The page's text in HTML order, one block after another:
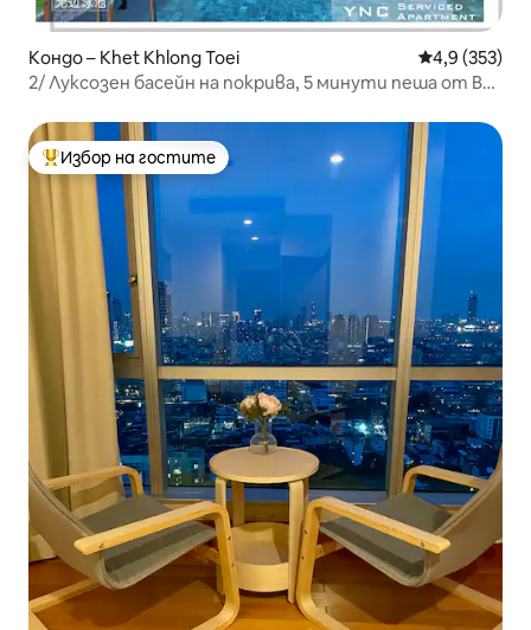
Кондо – Khet Khlong Toei Средна
4,9 (353)
2/ Луксозен басейн на покрива, 5 минути пеша от BTS
Най-популярен избор на гостите
Избор на гостите